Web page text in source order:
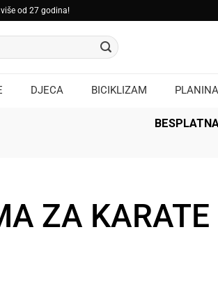
od 27 godina!
DJECA BICIKLIZAM
ZA KARATE